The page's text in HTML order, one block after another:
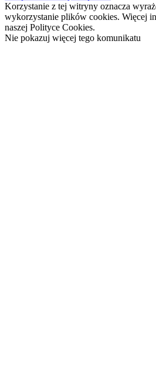
Korzystanie z tej witryny oznacza
wykorzystanie plików cookies. Więcej
naszej Polityce Cookies.
Nie pokazuj więcej tego komunikatu